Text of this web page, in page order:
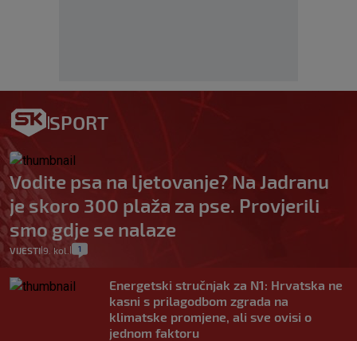
SPORT
Vodite psa na ljetovanje? Na Jadranu
je skoro 300 plaža za pse. Provjerili
smo gdje se nalaze
VIJESTI|9. kol. 1
Energetski stručnjak za N1: Hrvatska ne
kasni s prilagodbom zgrada na
klimatske promjene, ali sve ovisi o
jednom faktoru